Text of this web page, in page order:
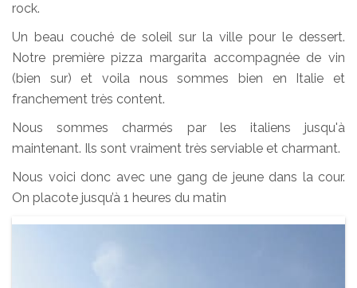
rock.
Un beau couché de soleil sur la ville pour le dessert.
Notre première pizza margarita accompagnée de vin
(bien sur) et voila nous sommes bien en Italie et
franchement très content.
Nous sommes charmés par les italiens jusqu'à
maintenant. Ils sont vraiment très serviable et charmant.
Nous voici donc avec une gang de jeune dans la cour.
On placote jusqu’à 1 heures du matin